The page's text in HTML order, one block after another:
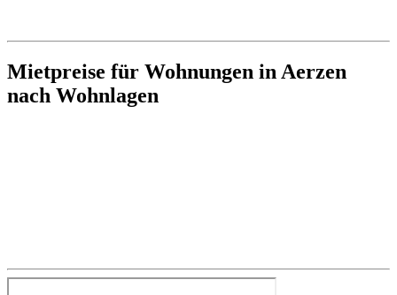
Mietpreise für Wohnungen in Aerzen
nach Wohnlagen